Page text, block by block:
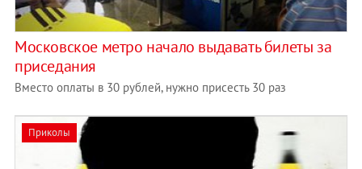
Московское метро начало выдавать билеты за
приседания
Вместо оплаты в 30 рублей, нужно присесть 30 раз
Приколы